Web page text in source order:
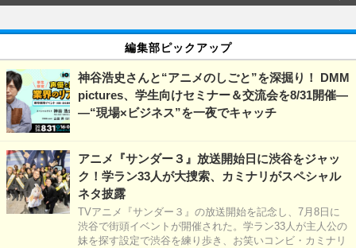
編集部ピックアップ
神谷浩史さんと“アニメのしごと”を深掘り！ DMM
pictures、学生向けセミナー＆交流会を8/31開催―
―“現場×ビジネス”を一夜でキャッチ
アニメ『サンダー３』放送開始日に渋谷をジャッ
ク！学ラン33人が大捜索、カミナリがスペシャル
ネタ披露
TVアニメ『サンダー３』の放送開始を記念し、7月8日に
渋谷で街頭イベントが開催された。学ラン33人が主人公の
妹を探す設定で渋谷を練り歩き、お笑いコンビ・カミナリ